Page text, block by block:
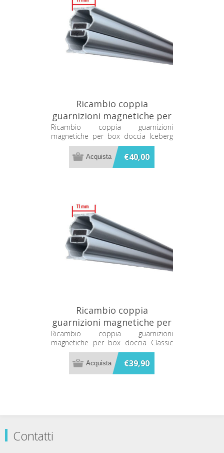
Ricambio coppia
guarnizioni magnetiche per
box doccia Iceberg Megius
A10008
Ricambio coppia guarnizioni
magnetiche per box doccia Iceberg
Megius A10008
€40,00
Ricambio coppia
guarnizioni magnetiche per
box doccia Classic Megius
A30028/S
Ricambio coppia guarnizioni
magnetiche per box doccia Classic
Megius A30028/S
€39,90
Contatti